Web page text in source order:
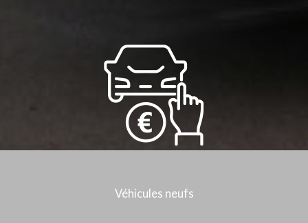
Véhicules neufs